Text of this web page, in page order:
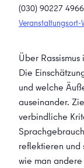
(030) 90227 4966
Veranstaltungsort-
Über
Die
und welche
auseinander.
verbindliche
reflektieren und
wie man